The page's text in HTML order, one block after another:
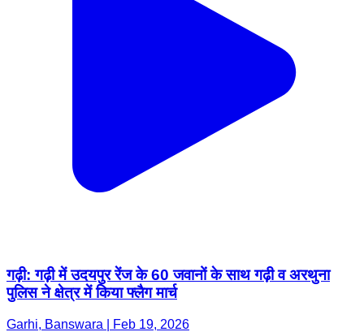
गढ़ी: गढ़ी में उदयपुर रेंज के 60 जवानों के साथ गढ़ी व अरथुना
पुलिस ने क्षेत्र में किया फ्लैग मार्च
Garhi, Banswara | Feb 19, 2026